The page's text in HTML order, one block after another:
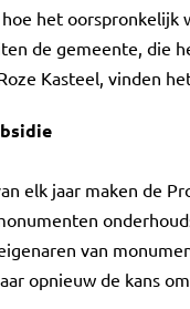
het oorspronkelijk
de gemeente, die
Kasteel, vinden
elk jaar maken de
van
opnieuw de kans